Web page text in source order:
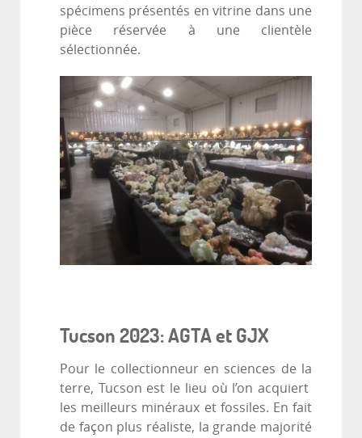
spécimens présentés en vitrine dans une
pièce réservée à une clientèle
sélectionnée.
Tucson 2023: AGTA et GJX
Pour le collectionneur en sciences de la
terre, Tucson est le lieu où l’on acquiert
les meilleurs minéraux et fossiles. En fait
de façon plus réaliste, la grande majorité